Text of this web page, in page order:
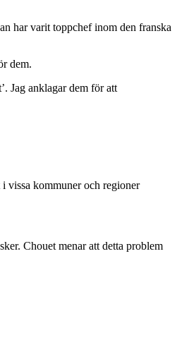
har varit toppchef inom den franska
dem.
Jag anklagar dem för att
vissa kommuner och regioner
Chouet menar att detta problem